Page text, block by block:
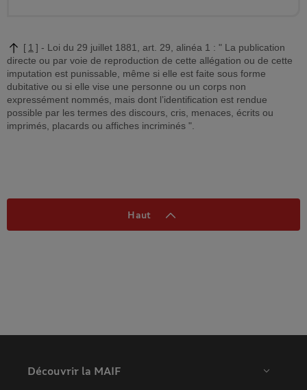
1
Loi du 29 juillet 1881, art. 29, alinéa 1 : " La publication
directe ou par voie de reproduction de cette allégation ou de cette
imputation est punissable, même si elle est faite sous forme
dubitative ou si elle vise une personne ou un corps non
expressément nommés, mais dont l’identification est rendue
possible par les termes des discours, cris, menaces, écrits ou
imprimés, placards ou affiches incriminés ".
Haut
Découvrir la MAIF